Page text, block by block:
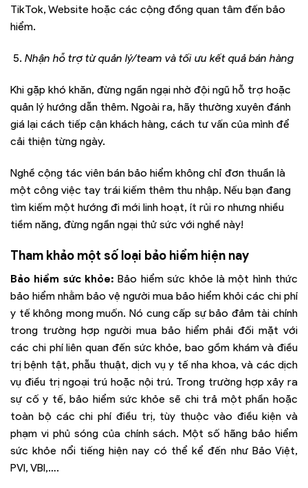
TikTok, Website hoặc các cộng đồng quan tâm đến bảo
hiểm.
Nhận hỗ trợ từ quản lý/team và tối ưu kết quả bán hàng
Khi gặp khó khăn, đừng ngần ngại nhờ đội ngũ hỗ trợ hoặc
quản lý hướng dẫn thêm. Ngoài ra, hãy thường xuyên đánh
giá lại cách tiếp cận khách hàng, cách tư vấn của mình để
cải thiện từng ngày.
Nghề cộng tác viên bán bảo hiểm không chỉ đơn thuần là
một công việc tay trái kiếm thêm thu nhập. Nếu bạn đang
tìm kiếm một hướng đi mới linh hoạt, ít rủi ro nhưng nhiều
tiềm năng, đừng ngần ngại thử sức với nghề này!
Tham khảo một số loại bảo hiểm hiện nay
Bảo hiểm sức khỏe:Bảo hiểm sức khỏe là một hình thức
bảo hiểm nhằm bảo vệ người mua bảo hiểm khỏi các chi phí
y tế không mong muốn. Nó cung cấp sự bảo đảm tài chính
trong trường hợp người mua bảo hiểm phải đối mặt với
các chi phí liên quan đến sức khỏe, bao gồm khám và điều
trị bệnh tật, phẫu thuật, dịch vụ y tế nha khoa, và các dịch
vụ điều trị ngoại trú hoặc nội trú. Trong trường hợp xảy ra
sự cố y tế, bảo hiểm sức khỏe sẽ chi trả một phần hoặc
toàn bộ các chi phí điều trị, tùy thuộc vào điều kiện và
phạm vi phủ sóng của chính sách. Một số hãng bảo hiểm
sức khỏe nổi tiếng hiện nay có thể kể đến như Bảo Việt,
PVI, VBI,….